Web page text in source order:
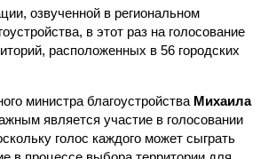
озвученной в региональном
в этот раз на голосование
расположенных в 56 городских
министра благоустройства Михаила
является участие в голосовании
голос каждого может сыграть